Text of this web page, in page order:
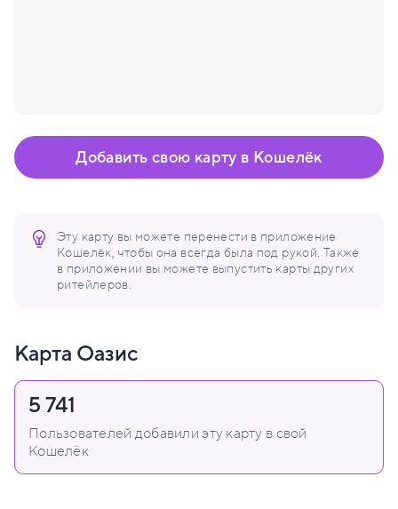
Эту карту вы можете перенести в приложение
Кошелёк, чтобы она всегда была под рукой. Также
в приложении вы можете выпустить карты других
ритейлеров.
Добавить свою карту в Кошелёк
Карта Оазис
5 741
Пользователей добавили эту карту в свой
Кошелёк